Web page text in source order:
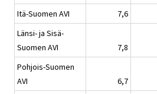
Itä-Suomen AVI
7,6
Länsi- ja Sisä-
Suomen AVI
7,8
Pohjois-Suomen
AVI
6,7